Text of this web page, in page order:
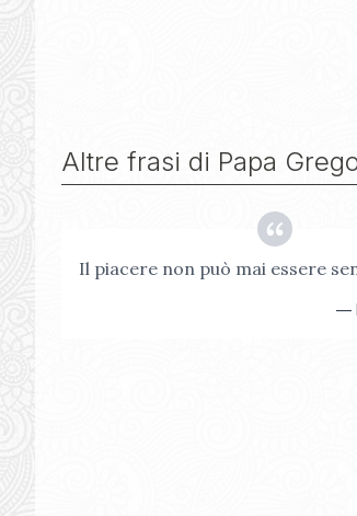
Altre frasi di Papa
Il piacere non può mai essere
—